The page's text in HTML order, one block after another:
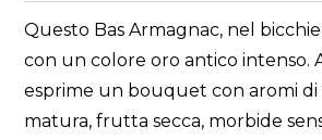
Questo Bas Armagnac, nel
con un colore oro antico intenso.
esprime un bouquet con aromi
matura, frutta secca, morbide